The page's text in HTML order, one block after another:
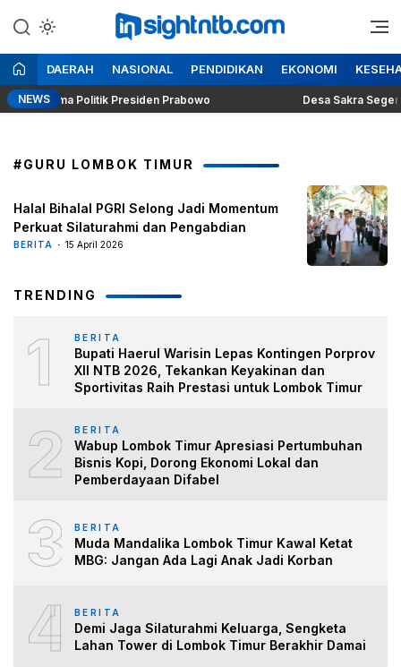
ke
konten
Insight NTB
Berita Seputar NTB
DAERAH NASIONAL PENDIDIKAN EKONOMI
NEWS
Dilema Politik Presiden Prabowo Desa Sakra Segera
#GURU LOMBOK TIMUR
Halal Bihalal PGRI Selong Jadi Momentum
Perkuat Silaturahmi dan Pengabdian
BERITA 15 April 2026
TRENDING
1 BERITA
Bupati Haerul Warisin Lepas Kontingen Porprov
XII NTB 2026, Tekankan Keyakinan dan
Sportivitas Raih Prestasi untuk Lombok Timur
2 BERITA
Wabup Lombok Timur Apresiasi Pertumbuhan
Bisnis Kopi, Dorong Ekonomi Lokal dan
Pemberdayaan Difabel
3 BERITA
Muda Mandalika Lombok Timur Kawal Ketat
MBG: Jangan Ada Lagi Anak Jadi Korban
4 BERITA
Demi Jaga Silaturahmi Keluarga, Sengketa
Lahan Tower di Lombok Timur Berakhir Damai